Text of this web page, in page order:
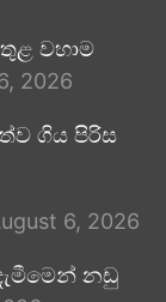
වහාම
2026
ගිය පිරිස
6, 2026
නඩු